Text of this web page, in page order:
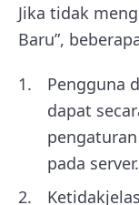
Jika tidak
Baru”,
Pengguna
dapat
pada server.